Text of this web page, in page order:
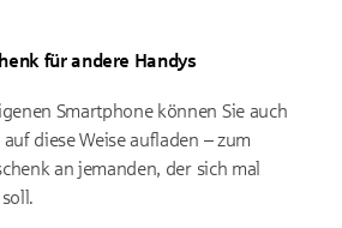
für andere Handys
Smartphone können Sie auch
diese Weise aufladen – zum
an jemanden, der sich mal